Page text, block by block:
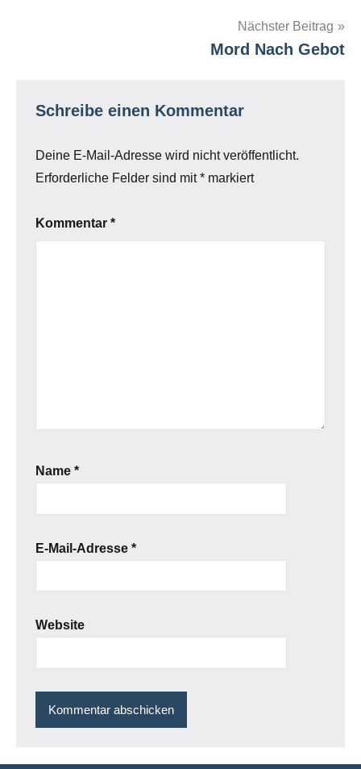
Nächster Beitrag
Mord Nach Gebot
Schreibe einen Kommentar
Deine E-Mail-Adresse wird nicht veröffentlicht.
Erforderliche Felder sind mit* markiert
Kommentar *
Name *
E-Mail-Adresse *
Website